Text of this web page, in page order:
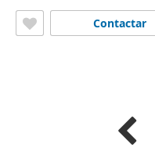
Contactar